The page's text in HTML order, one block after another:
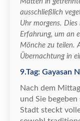
ausschließlich
Uhr morgens.
Erfahrung, um an
Mönche zu teilen.
Übernachtung in
9.Tag: Gayasan
Nach dem
und Sie
Stadt steckt